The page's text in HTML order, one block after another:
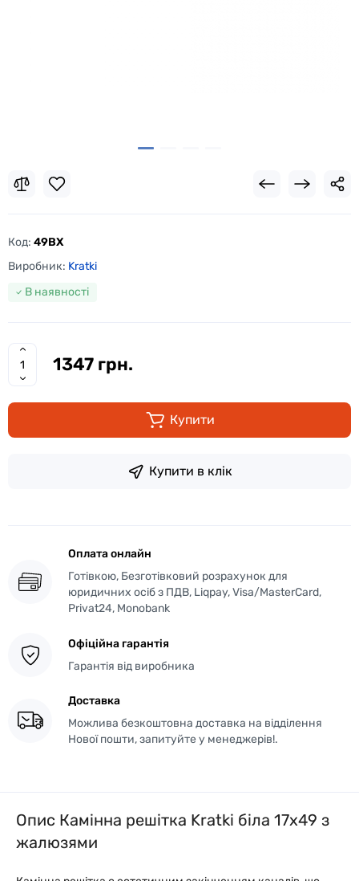
Код: 49BX
Виробник: Kratki
В наявності
1347 грн.
Купити
Купити в клік
Оплата онлайн
Готівкою, Безготівковий розрахунок для
юридичних осіб з ПДВ, Liqpay, Visa/MasterCard,
Privat24, Monobank
Офіційна гарантія
Гарантія від виробника
Доставка
Можлива безкоштовна доставка на відділення
Нової пошти, запитуйте у менеджерів!.
Опис Камінна решітка Kratki біла 17x49 з
жалюзями